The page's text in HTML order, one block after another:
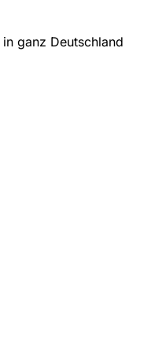
in ganz Deutschland